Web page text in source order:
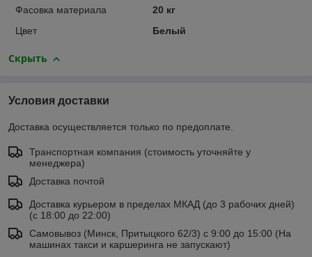
Фасовка материала
20 кг
Цвет
Белый
Скрыть
Условия доставки
Доставка осуществляется только по предоплате.
Транспортная компания (стоимость уточняйте у
менеджера)
Доставка почтой
Доставка курьером в пределах МКАД (до 3 рабочих дней)
(с 18:00 до 22:00)
Самовывоз (Минск, Притыцкого 62/3) с 9:00 до 15:00 (На
машинах такси и каршеринга не запускают)